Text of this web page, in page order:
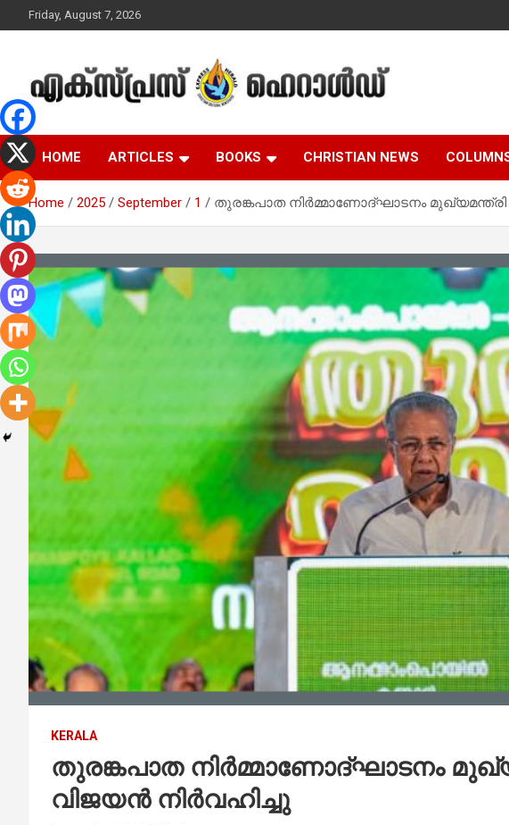
to
Friday, August 7, 2026
Express Herald –
Malayalam Christian
News
Malayalam Christian News
HOME ARTICLES BOOKS CHRISTIAN NEWS
Home 2025 September 1 തുരങ്കപാത നിർമ്മാണോദ്ഘാടനം മുഖ്യമന്ത്രി
KERALA
തുരങ്കപാത നിർമ്മാണോദ്ഘാടനം
വിജയൻ നിർവഹിച്ചു